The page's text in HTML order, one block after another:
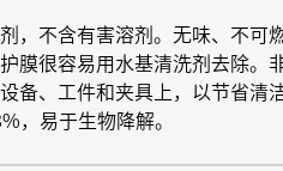
，不含有害溶剂。无味、不可
膜很容易用水基清洗剂去除。
备、工件和夹具上，以节省清
，易于生物降解。